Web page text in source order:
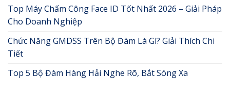
Top Máy Chấm Công Face ID Tốt Nhất 2026 – Giải Pháp
Cho Doanh Nghiệp
Chức Năng GMDSS Trên Bộ Đàm Là Gì? Giải Thích Chi
Tiết
Top 5 Bộ Đàm Hàng Hải Nghe Rõ, Bắt Sóng Xa